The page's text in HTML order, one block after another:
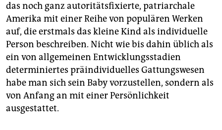
das noch ganz autoritätsfixierte, patriarchale
Amerika mit einer Reihe von populären Werken
auf, die erstmals das kleine Kind als individuelle
Person beschreiben. Nicht wie bis dahin üblich als
ein von allgemeinen Entwicklungsstadien
determiniertes präindividuelles Gattungswesen
habe man sich sein Baby vorzustellen, sondern als
von Anfang an mit einer Persönlichkeit
ausgestattet.